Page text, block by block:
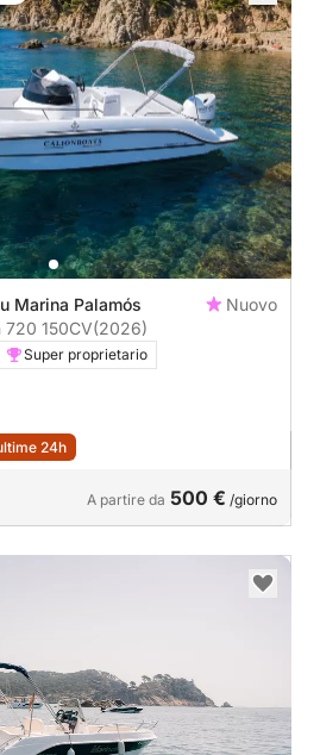
Marina Palamós
Nuovo
Barca a motore Calion 720 150CV(2026)
Super proprietario
24h
A partire da 500 € /giorno